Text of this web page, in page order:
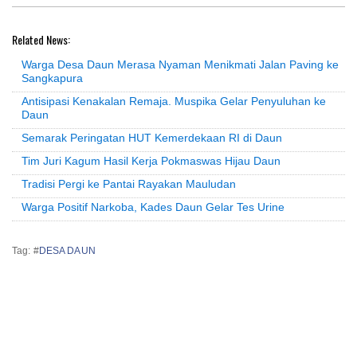
Related News:
Warga Desa Daun Merasa Nyaman Menikmati Jalan Paving ke
Sangkapura
Antisipasi Kenakalan Remaja. Muspika Gelar Penyuluhan ke
Daun
Semarak Peringatan HUT Kemerdekaan RI di Daun
Tim Juri Kagum Hasil Kerja Pokmaswas Hijau Daun
Tradisi Pergi ke Pantai Rayakan Mauludan
Warga Positif Narkoba, Kades Daun Gelar Tes Urine
Tag: #DESA DAUN